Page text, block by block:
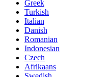
Greek
Turkish
Italian
Danish
Romanian
Indonesian
Czech
Afrikaans